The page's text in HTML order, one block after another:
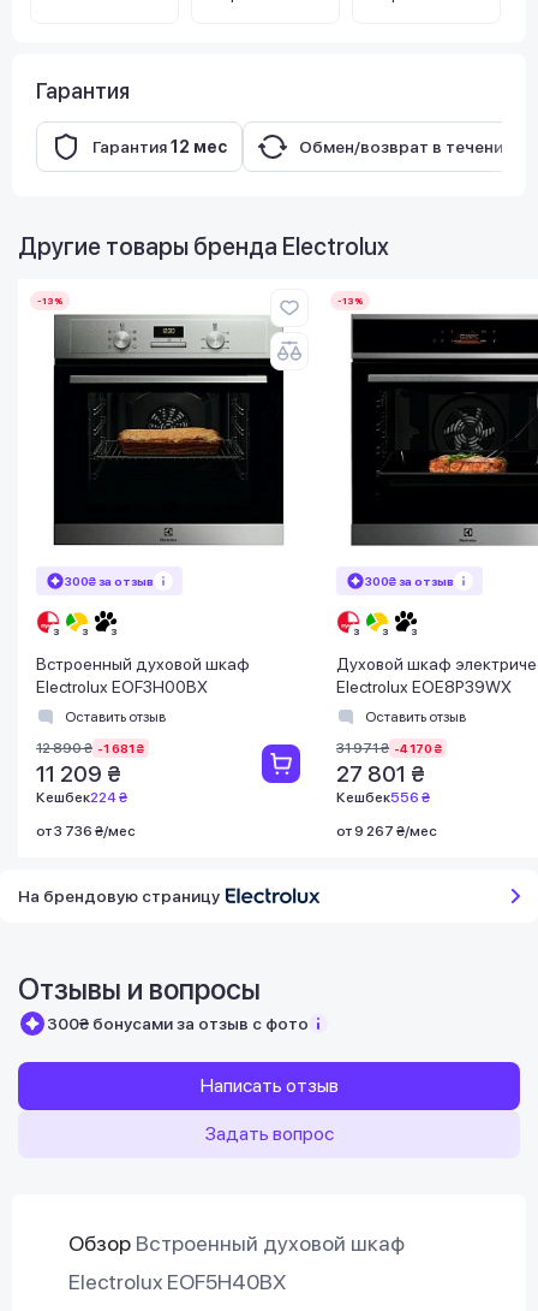
Гарантия
Гарантия12 мес Обмен/возврат в течение
Другие товары бренда Electrolux
-13%
300₴ за отзыв
Встроенный духовой шкаф
Electrolux EOF3H00BX
Оставить отзыв
12 890 ₴ -1 681 ₴
11 209 ₴
Кешбек224 ₴
от 3 736 ₴/мес
-13%
300₴ за отзыв
Духовой шкаф
Electrolux EOE8P39WX
Оставить отзыв
31 971 ₴ -4 170 ₴
27 801 ₴
Кешбек556 ₴
от 9 267 ₴/мес
На брендовую страницу
Отзывы и вопросы
300₴ бонусами за отзыв с фото
Написать отзыв
Задать вопрос
Обзор Встроенный духовой шкаф
Electrolux EOF5H40BX